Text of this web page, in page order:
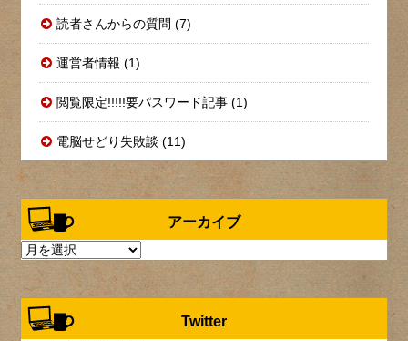
読者さんからの質問 (7)
運営者情報 (1)
閲覧限定!!!!!要パスワード記事 (1)
電脳せどり失敗談 (11)
アーカイブ
ア
ー
カ
イ
ブ
Twitter